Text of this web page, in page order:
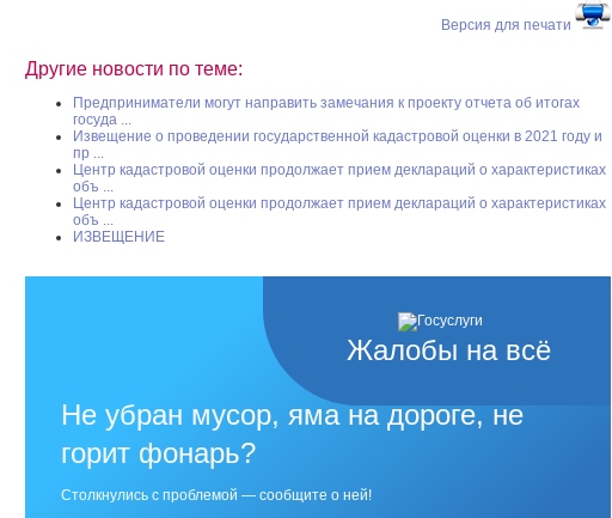
Версия для печати
Другие новости по теме:
Предприниматели могут направить замечания к проекту отчета об итогах
госуда ...
Извещение о проведении государственной кадастровой оценки в 2021 году и
пр ...
Центр кадастровой оценки продолжает прием деклараций о характеристиках
объ ...
Центр кадастровой оценки продолжает прием деклараций о характеристиках
объ ...
ИЗВЕЩЕНИЕ
Жалобы на всё
Не убран мусор, яма на дороге, не
горит фонарь?
Столкнулись с проблемой — сообщите о ней!